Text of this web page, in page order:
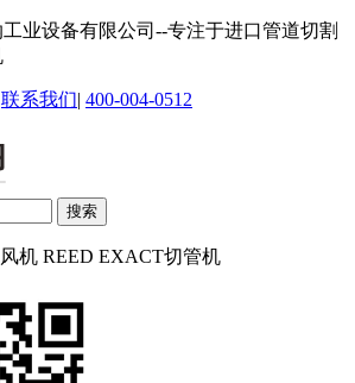
业设备有限公司--专注于进口管道切割
联系我们| 400-004-0512
搜索
机 REED EXACT切管机